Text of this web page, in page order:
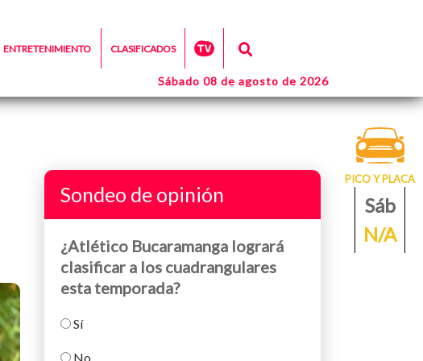
ENTRETENIMIENTO CLASIFICADOS
Sábado 08 de agosto de 2026
Sondeo de opinión
¿Atlético Bucaramanga logrará
clasificar a los cuadrangulares
esta temporada?
Sí
No
PICO Y PLACA
Sáb
N/A